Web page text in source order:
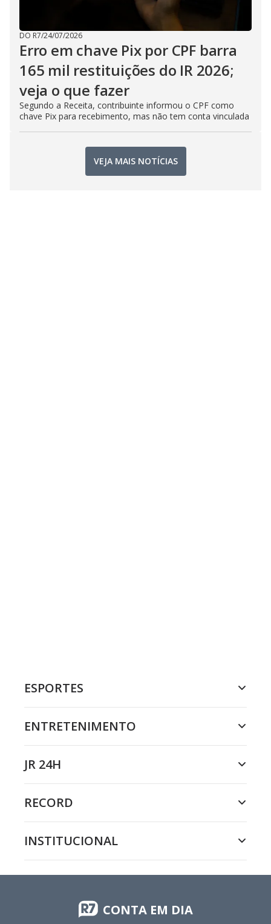
DO R7/24/07/2026
Erro em chave Pix por CPF barra
165 mil restituições do IR 2026;
veja o que fazer
Segundo a Receita, contribuinte informou o CPF como
chave Pix para recebimento, mas não tem conta vinculada
VEJA MAIS NOTÍCIAS
ESPORTES
ENTRETENIMENTO
JR 24H
RECORD
INSTITUCIONAL
CONTA EM DIA